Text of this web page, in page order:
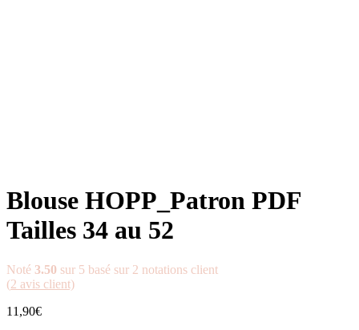
Blouse HOPP_Patron PDF
Tailles 34 au 52
Noté 3.50 sur 5 basé sur 2 notations client
(2 avis client)
11,90€